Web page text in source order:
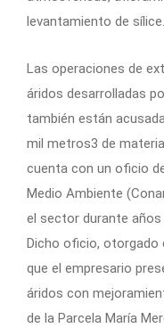
levantamiento de sílice.
Las operaciones de
áridos desarrolladas
también están
mil metros3 de
cuenta con un oficio
Medio Ambiente
el sector durante
Dicho oficio, otorgado
que el empresario
áridos con
de la Parcela María